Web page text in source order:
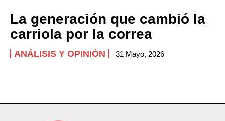
La generación que cambió la
carriola por la correa
ANÁLISIS Y OPINIÓN 31 Mayo, 2026